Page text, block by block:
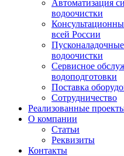
Автоматизация
водоочистки
всей России
водоочистки
Сервисное
водоподготовки
Поставка
Сотрудничество
Реализованные
О компании
Cтатьи
Реквизиты
Контакты